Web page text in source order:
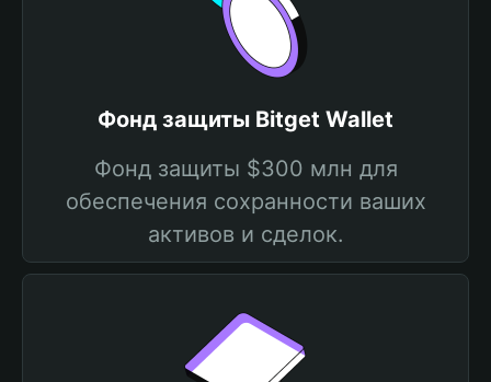
Фонд защиты Bitget Wallet
Фонд защиты $300 млн для
обеспечения сохранности ваших
активов и сделок.